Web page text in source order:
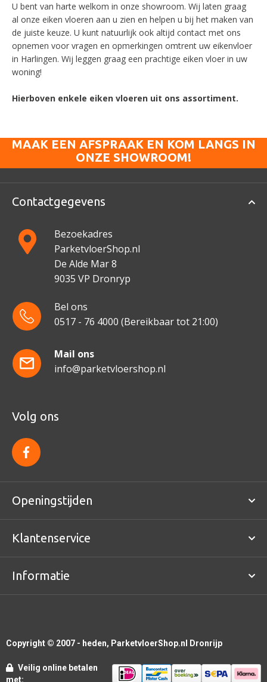
U bent van harte welkom in onze showroom. Wij laten graag
al onze eiken vloeren aan u zien en helpen u bij het maken van
de juiste keuze. U kunt natuurlijk ook altijd contact met ons
opnemen voor vragen en opmerkingen omtrent uw eikenvloer
in Harlingen. Wij leggen graag een prachtige eiken vloer in uw
woning!
Hierboven enkele eiken vloeren uit ons assortiment.
MAAK EEN AFSPRAAK EN KOM LANGS IN
ONZE SHOWROOM!
Contactgegevens
Bezoekadres
ParketvloerShop.nl
De Alde Mar 8
9035 VP Dronryp
Bel ons
0517 - 76 4000 (Bereikbaar tot 21:00)
Mail ons
info@parketvloershop.nl
Volg ons
f
a
c
e
o
o
Openingstijden
Klantenservice
Informatie
Copyright © 2007 - heden, ParketvloerShop.nl Dronrijp
Veilig online betalen
met: